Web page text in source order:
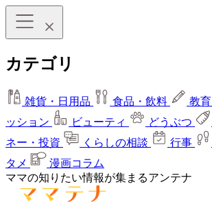
カテゴリ
雑貨・日用品 食品・飲料 教育
ッション
ビューティ どうぶつ
ネー・投資
くらしの相談 行事
タメ
漫画コラム
ママの知りたい情報が集まるアンテナ